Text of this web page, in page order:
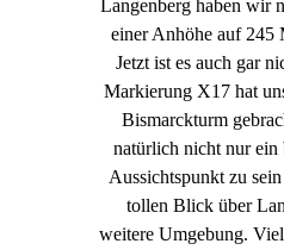
Langenberg haben wir
einer Anhöhe auf 245
Jetzt ist es auch gar
Markierung X17 hat
Bismarckturm
natürlich nicht nur ein
Aussichtspunkt zu
tollen Blick über
weitere Umgebung.